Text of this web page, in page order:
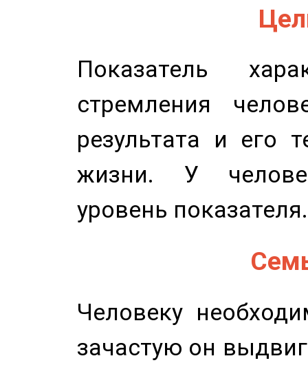
Показатель
стремления
результата и его
жизни. У
уровень показателя.
Человеку
зачастую он